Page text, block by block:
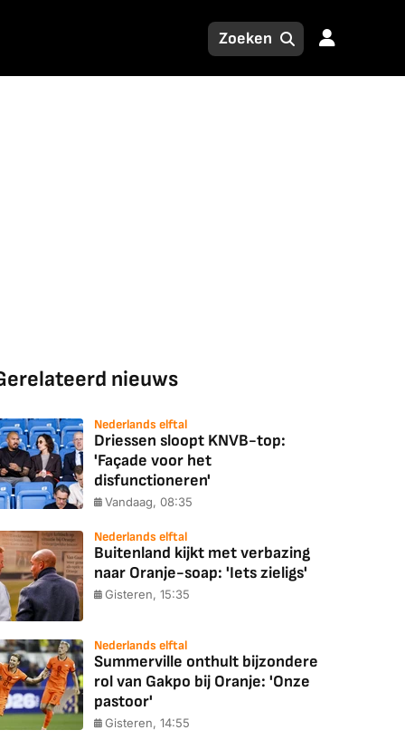
nieuws
Nederlands elftal
Driessen sloopt KNVB-top:
'Façade voor het
disfunctioneren'
Vandaag, 08:35
Nederlands elftal
Buitenland kijkt met verbazing
naar Oranje-soap: 'Iets zieligs'
Gisteren, 15:35
Nederlands elftal
Summerville onthult bijzondere
rol van Gakpo bij Oranje: 'Onze
pastoor'
Gisteren, 14:55